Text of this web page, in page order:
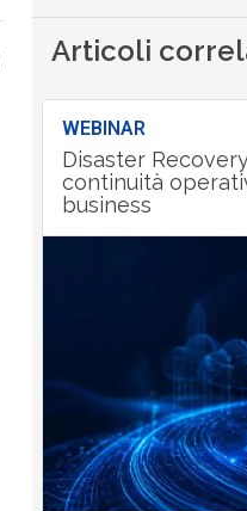
Articoli
WEBINAR
Disaster
continuità
business